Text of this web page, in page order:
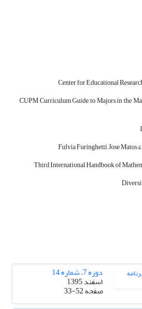
2015 CUPM Curriculum Guide to Majors in the
دوره 7، شماره 14
اسفند 1395
صفحه33-52